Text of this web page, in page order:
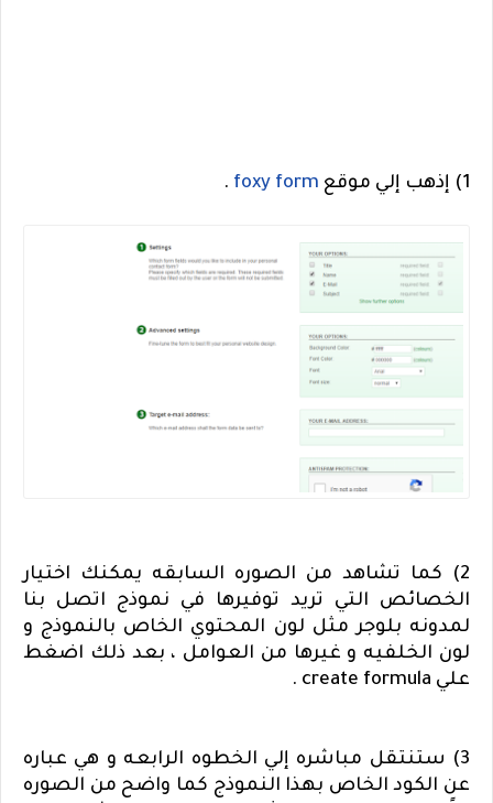
1) إذهب إلي موقع foxy form
.
2) كما تشاهد من الصوره السابقه يمكنك اختيار
الخصائص التي تريد توفيرها في نموذج اتصل بنا
لمدونه بلوجر مثل لون المحتوي الخاص بالنموذج و
لون الخلفيه و غيرها من العوامل ، بعد ذلك اضغط
علي create formula
.
3) ستنتقل مباشره إلي الخطوه الرابعه و هي عباره
عن الكود الخاص بهذا النموذج كما واضح من الصوره